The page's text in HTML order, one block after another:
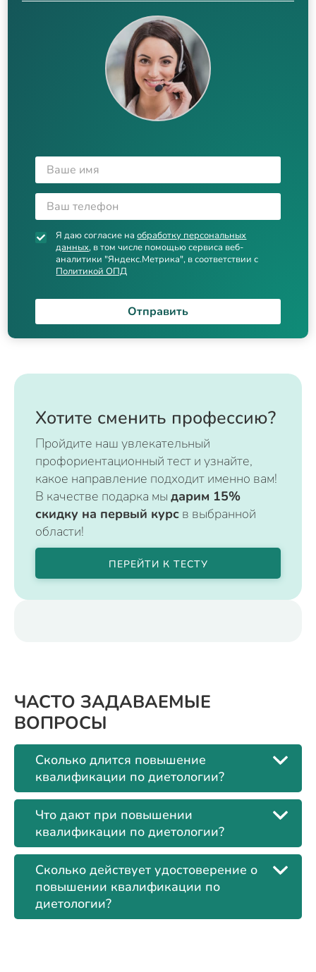
Я даю согласие наобработку персональных
данных, в том числе помощью сервиса веб-
аналитики "Яндекс.Метрика", в соответствии с
Политикой ОПД
Отправить
Хотите сменить профессию?
Пройдите наш увлекательный
профориентационный тест и узнайте,
какое направление подходит именно вам!
В качестве подарка мы дарим 15%
скидку на первый курс в выбранной
области!
ПЕРЕЙТИ К ТЕСТУ
ЧАСТО ЗАДАВАЕМЫЕ
ВОПРОСЫ
Сколько длится повышение
квалификации по диетологии?
Что дают при повышении
квалификации по диетологии?
Сколько действует удостоверение о
повышении квалификации по
диетологии?